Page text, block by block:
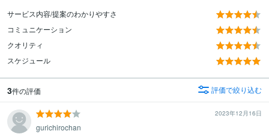
サービス内容/提案のわかりやすさ
コミュニケーション
クオリティ
スケジュール
3件の評価 評価で絞り込む
2023年12月16日
gurichirochan